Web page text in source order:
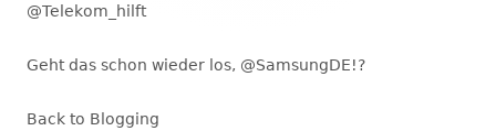
@Telekom_hilft
Geht das schon wieder los, @SamsungDE!?
Back to Blogging